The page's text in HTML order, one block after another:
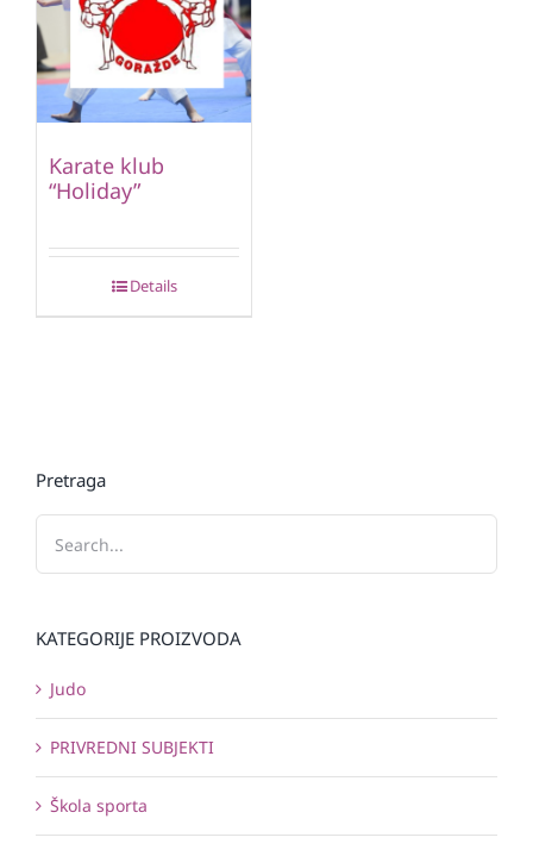
Karate klub
“Holiday”
Details
Pretraga
KATEGORIJE PROIZVODA
Judo
PRIVREDNI SUBJEKTI
Škola sporta